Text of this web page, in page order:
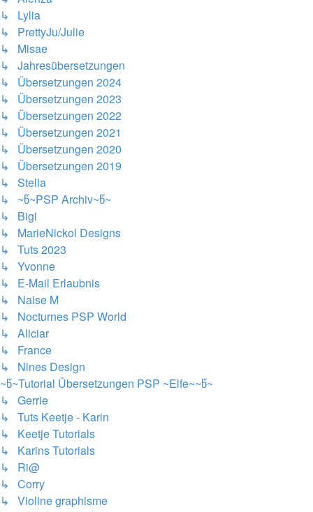
↳ Lylia
↳ PrettyJu/Julie
↳ Misae
↳ Jahresübersetzungen
↳ Übersetzungen 2024
↳ Übersetzungen 2023
↳ Übersetzungen 2022
↳ Übersetzungen 2021
↳ Übersetzungen 2020
↳ Übersetzungen 2019
↳ Stella
↳ ~წ~PSP Archiv~წ~
↳ Bigi
↳ MarieNickol Designs
↳ Tuts 2023
↳ Yvonne
↳ E-Mail Erlaubnis
↳ Naise M
↳ Nocturnes PSP World
↳ Aliciar
↳ France
↳ Nines Design
~წ~Tutorial Übersetzungen PSP ~Elfe~~წ~
↳ Gerrie
↳ Tuts Keetje - Karin
↳ Keetje Tutorials
↳ Karins Tutorials
↳ Ri@
↳ Corry
↳ Violine graphisme